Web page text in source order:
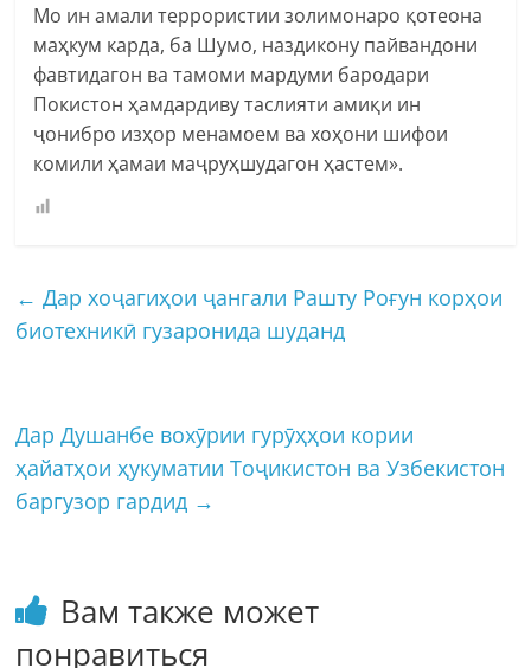
Мо ин амали террористии золимонаро қотеона
маҳкум карда, ба Шумо, наздикону пайвандони
фавтидагон ва тамоми мардуми бародари
Покистон ҳамдардиву таслияти амиқи ин
ҷонибро изҳор менамоем ва хоҳони шифои
комили ҳамаи маҷруҳшудагон ҳастем».
← Дар хоҷагиҳои ҷангали Рашту Роғун корҳои
биотехникӣ гузаронида шуданд
Дар Душанбе вохӯрии гурӯҳҳои кории
ҳайатҳои ҳукуматии Тоҷикистон ва Узбекистон
баргузор гардид →
Вам также может
понравиться